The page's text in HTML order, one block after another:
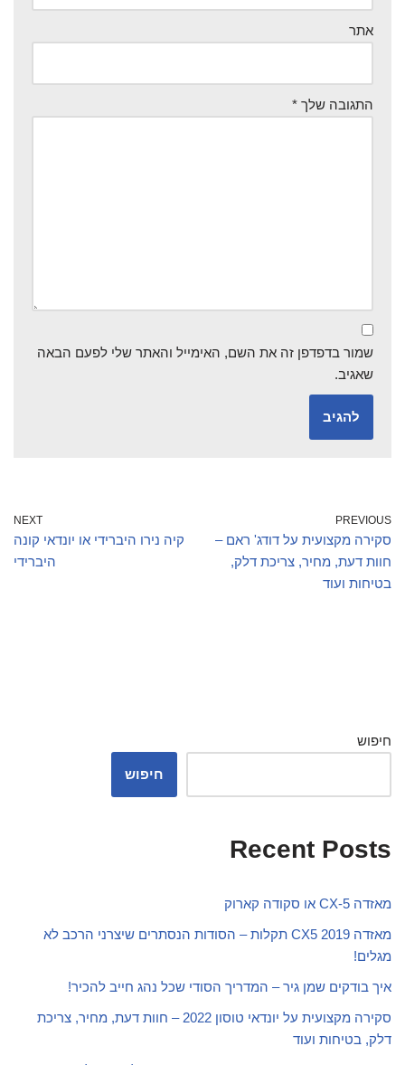
אתר
התגובה שלך *
שמור בדפדפן זה את השם, האימייל והאתר שלי לפעם הבאה
שאגיב.
PREVIOUS
סקירה מקצועית על דודג' ראם –
חוות דעת, מחיר, צריכת דלק,
בטיחות ועוד
NEXT
קיה נירו היברידי או יונדאי קונה
היברידי
חיפוש
חיפוש
Recent Posts
מאזדה CX-5 או סקודה קארוק
מאזדה CX5 2019 תקלות – הסודות הנסתרים שיצרני הרכב לא
מגלים!
איך בודקים שמן גיר – המדריך הסודי שכל נהג חייב להכיר!
סקירה מקצועית על יונדאי טוסון 2022 – חוות דעת, מחיר, צריכת
דלק, בטיחות ועוד